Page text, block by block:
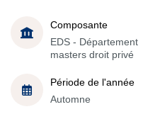
Composante
EDS - Département
masters droit privé
Période de l'année
Automne